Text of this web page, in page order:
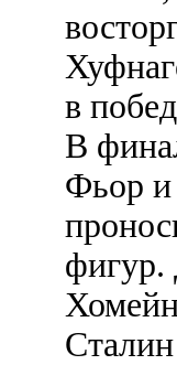
в
В
Фьор и
фигур.